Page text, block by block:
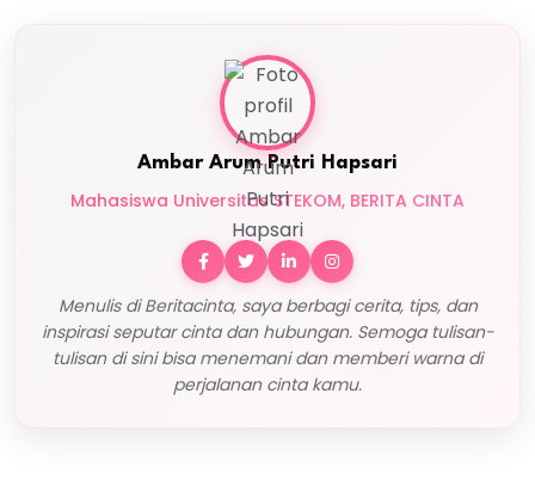
Ambar Arum Putri Hapsari
Mahasiswa Universitas STEKOM, BERITA CINTA
Menulis di Beritacinta, saya berbagi cerita, tips, dan
inspirasi seputar cinta dan hubungan. Semoga tulisan-
tulisan di sini bisa menemani dan memberi warna di
perjalanan cinta kamu.